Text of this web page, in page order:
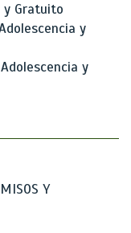
y Gratuito
y
y
Y